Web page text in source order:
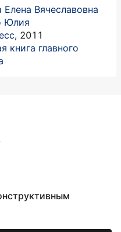
Елена Вячеславовна
Юлия
, 2011
книга главного